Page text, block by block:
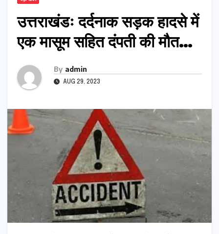
उत्तराखंडः दर्दनाक सड़क हादसे में
एक मासूम सहित दंपती की मौत…
By admin
AUG 29, 2023